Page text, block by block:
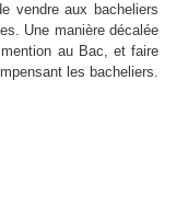
vendre aux bacheliers
Une manière décalée
au Bac, et faire
les bacheliers.